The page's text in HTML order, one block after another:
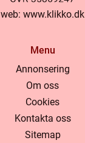
web: www.klikko.dk
Menu
Annonsering
Om oss
Cookies
Kontakta oss
Sitemap